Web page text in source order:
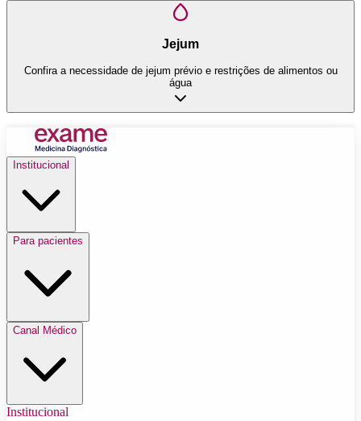
Jejum
Confira a necessidade de jejum prévio e restrições de alimentos ou
água
Institucional
Para pacientes
Canal Médico
Institucional